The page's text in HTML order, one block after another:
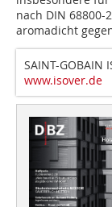
nach DIN
aromadicht
SAINT-GOBAIN
www.isover.de